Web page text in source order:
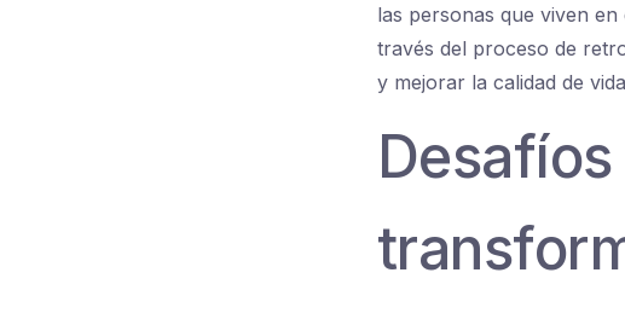
las personas que viven en
través del proceso de
y mejorar la calidad de